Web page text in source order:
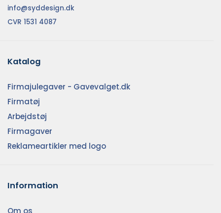
info@syddesign.dk
CVR 1531 4087
Katalog
Firmajulegaver - Gavevalget.dk
Firmatøj
Arbejdstøj
Firmagaver
Reklameartikler med logo
Information
Om os